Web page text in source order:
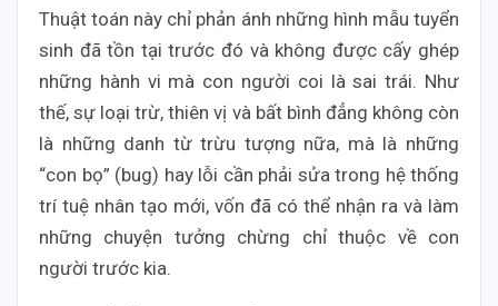
Thuật toán này chỉ phản ánh những hình mẫu tuyển
sinh đã tồn tại trước đó và không được cấy ghép
những hành vi mà con người coi là sai trái. Như
thế, sự loại trừ, thiên vị và bất bình đẳng không còn
là những danh từ trừu tượng nữa, mà là những
“con bọ” (bug) hay lỗi cần phải sửa trong hệ thống
trí tuệ nhân tạo mới, vốn đã có thể nhận ra và làm
những chuyện tưởng chừng chỉ thuộc về con
người trước kia.